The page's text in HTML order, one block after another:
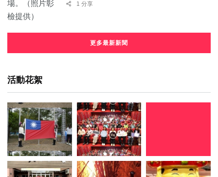
1 分享
更多最新新聞
活動花絮